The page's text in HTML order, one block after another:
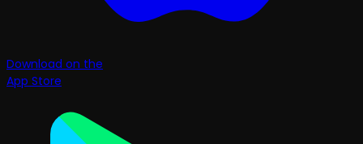
Download on the
App Store